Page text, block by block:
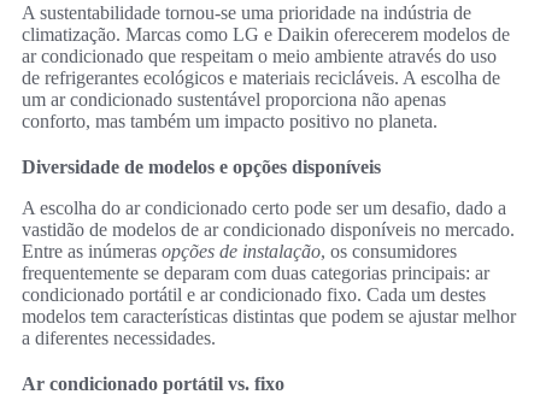
A sustentabilidade tornou-se uma prioridade na indústria de
climatização. Marcas como LG e Daikin oferecerem modelos de
ar condicionado que respeitam o meio ambiente através do uso
de refrigerantes ecológicos e materiais recicláveis. A escolha de
um ar condicionado sustentável proporciona não apenas
conforto, mas também um impacto positivo no planeta.
Diversidade de modelos e opções disponíveis
A escolha do ar condicionado certo pode ser um desafio, dado a
vastidão de modelos de ar condicionado disponíveis no mercado.
Entre as inúmeras opções de instalação, os consumidores
frequentemente se deparam com duas categorias principais: ar
condicionado portátil e ar condicionado fixo. Cada um destes
modelos tem características distintas que podem se ajustar melhor
a diferentes necessidades.
Ar condicionado portátil vs. fixo